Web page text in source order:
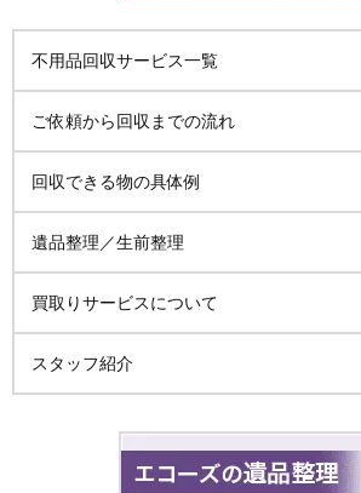
不用品回収サービス一覧
ご依頼から回収までの流れ
回収できる物の具体例
遺品整理／生前整理
買取りサービスについて
スタッフ紹介